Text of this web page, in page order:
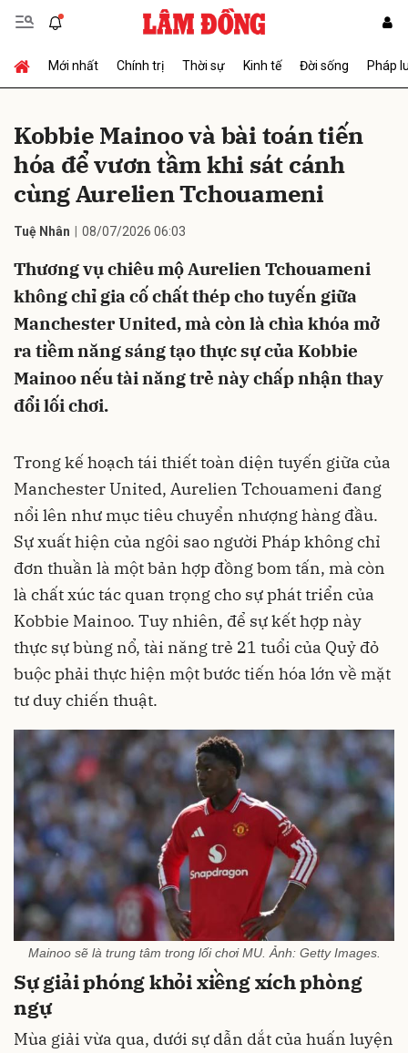
Mới nhất Chính trị Thời sự Kinh tế Đời sống Pháp
Kobbie Mainoo và bài toán tiến
hóa để vươn tầm khi sát cánh
cùng Aurelien Tchouameni
Tuệ Nhân 08/07/2026 06:03
Thương vụ chiêu mộ Aurelien Tchouameni
không chỉ gia cố chất thép cho tuyến giữa
Manchester United, mà còn là chìa khóa mở
ra tiềm năng sáng tạo thực sự của Kobbie
Mainoo nếu tài năng trẻ này chấp nhận thay
đổi lối chơi.
Trong kế hoạch tái thiết toàn diện tuyến giữa của
Manchester United, Aurelien Tchouameni đang
nổi lên như mục tiêu chuyển nhượng hàng đầu.
Sự xuất hiện của ngôi sao người Pháp không chỉ
đơn thuần là một bản hợp đồng bom tấn, mà còn
là chất xúc tác quan trọng cho sự phát triển của
Kobbie Mainoo. Tuy nhiên, để sự kết hợp này
thực sự bùng nổ, tài năng trẻ 21 tuổi của Quỷ đỏ
buộc phải thực hiện một bước tiến hóa lớn về mặt
tư duy chiến thuật.
Mainoo sẽ là trung tâm trong lối chơi MU. Ảnh: Getty Images.
Sự giải phóng khỏi xiềng xích phòng
ngự
Mùa giải vừa qua, dưới sự dẫn dắt của huấn luyện
Gửi bình luận
Hủy Gửi